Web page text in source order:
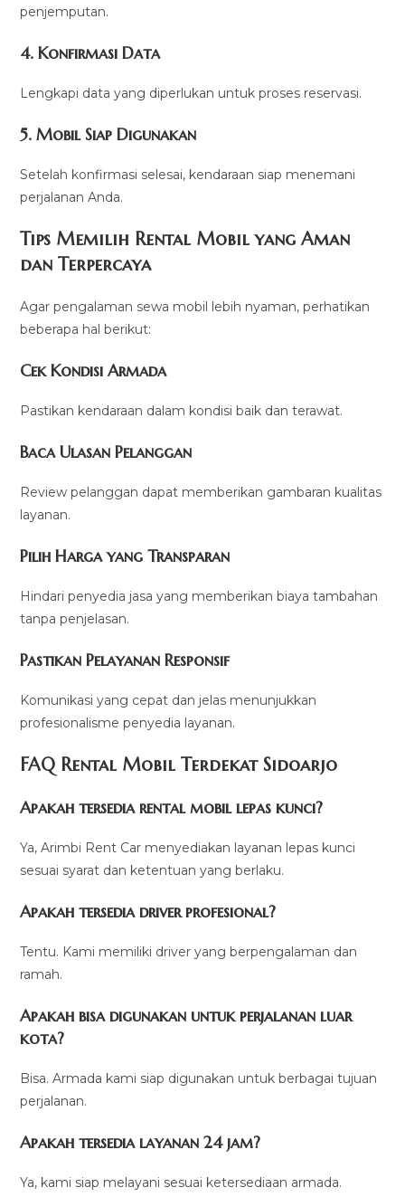
penjemputan.
4. Konfirmasi Data
Lengkapi data yang diperlukan untuk proses reservasi.
5. Mobil Siap Digunakan
Setelah konfirmasi selesai, kendaraan siap menemani
perjalanan Anda.
Tips Memilih Rental Mobil yang Aman
dan Terpercaya
Agar pengalaman sewa mobil lebih nyaman, perhatikan
beberapa hal berikut:
Cek Kondisi Armada
Pastikan kendaraan dalam kondisi baik dan terawat.
Baca Ulasan Pelanggan
Review pelanggan dapat memberikan gambaran kualitas
layanan.
Pilih Harga yang Transparan
Hindari penyedia jasa yang memberikan biaya tambahan
tanpa penjelasan.
Pastikan Pelayanan Responsif
Komunikasi yang cepat dan jelas menunjukkan
profesionalisme penyedia layanan.
FAQ Rental Mobil Terdekat Sidoarjo
Apakah tersedia rental mobil lepas kunci?
Ya, Arimbi Rent Car menyediakan layanan lepas kunci
sesuai syarat dan ketentuan yang berlaku.
Apakah tersedia driver profesional?
Tentu. Kami memiliki driver yang berpengalaman dan
ramah.
Apakah bisa digunakan untuk perjalanan luar
kota?
Bisa. Armada kami siap digunakan untuk berbagai tujuan
perjalanan.
Apakah tersedia layanan 24 jam?
Ya, kami siap melayani sesuai ketersediaan armada.